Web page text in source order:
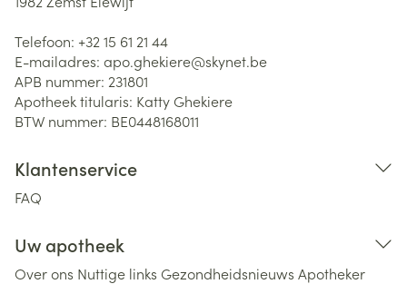
Telefoon: +32 15 61 21 44
E-mailadres: apo.ghekiere@skynet.be
APB nummer: 231801
Apotheek titularis: Katty Ghekiere
BTW nummer: BE0448168011
Klantenservice
FAQ
Uw apotheek
Over ons Nuttige links Gezondheidsnieuws Apotheker